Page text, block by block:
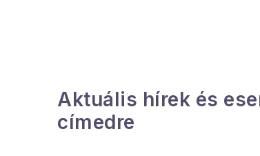
s
ó
Aktuális hírek és
címedre